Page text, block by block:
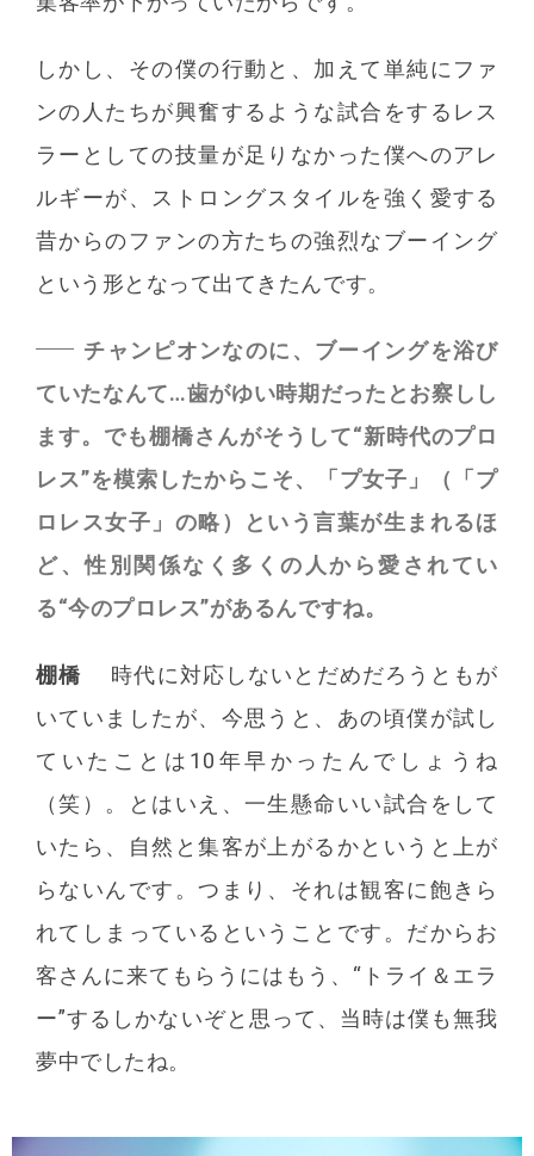
しかし、その僕の行動と、加えて単純にファ
ンの人たちが興奮するような試合をするレス
ラーとしての技量が足りなかった僕へのアレ
ルギーが、ストロングスタイルを強く愛する
昔からのファンの方たちの強烈なブーイング
という形となって出てきたんです。
チャンピオンなのに、ブーイングを浴び
ていたなんて…歯がゆい時期だったとお察しし
ます。でも棚橋さんがそうして“新時代のプロ
レス”を模索したからこそ、「プ女子」（「プ
ロレス女子」の略）という言葉が生まれるほ
ど、性別関係なく多くの人から愛されてい
る“今のプロレス”があるんですね。
棚橋
時代に対応しないとだめだろうともが
いていましたが、今思うと、あの頃僕が試し
ていたことは10年早かったんでしょうね
（笑）。とはいえ、一生懸命いい試合をして
いたら、自然と集客が上がるかというと上が
らないんです。つまり、それは観客に飽きら
れてしまっているということです。だからお
客さんに来てもらうにはもう、“トライ＆エラ
ー”するしかないぞと思って、当時は僕も無我
夢中でしたね。